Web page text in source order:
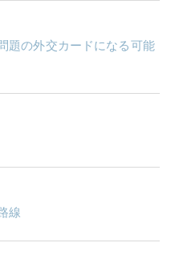
の外交カードになる可能
線